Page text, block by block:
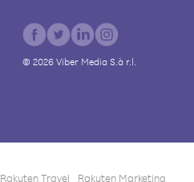
© 2026Viber Media S.à r.l.
Rakuten Travel Rakuten Marketing